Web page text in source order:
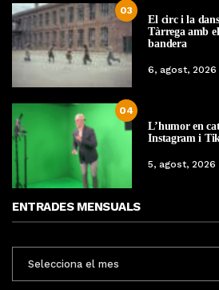
03
El circ i la
Tàrrega amb
bandera
6, agost, 2026
04
L’humor en
Instagram i
5, agost, 2026
ENTRADES MENSUALS
MENSUALS